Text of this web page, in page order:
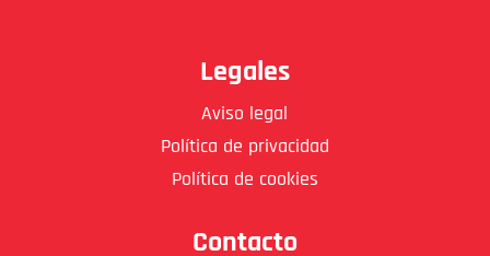
Legales
Aviso legal
Política de privacidad
Política de cookies
Contacto